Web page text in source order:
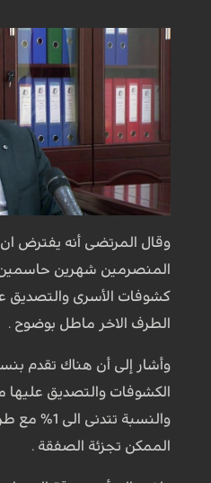
وقال المرتضى أنه يفترض ان
المنصرمين شهرين حاسمين
كشوفات الأسرى والتصديق
الطرف الاخر ماطل بوضوح .
الكشوفات والتصديق
والنسبة
الممكن تجزئة الصفقة .